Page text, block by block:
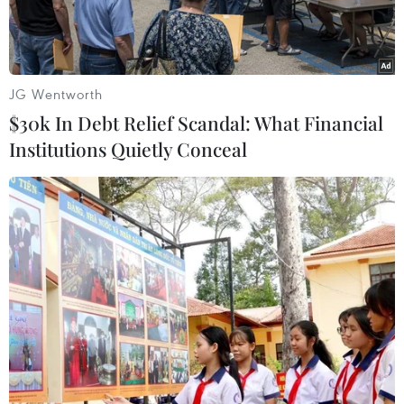
Máy bay chiến đấu F-16 của Mỹ. (Ảnh: NY Post/TTXVN)
Ngày 26/7, Mỹ đã phê duyệt hợp đồng trị giá 125
triệu USD bán các máy bay chiến đấu F-16 cho
Pakistan và hợp đồng trị giá 670 triệu USD bán
các máy bay vận tải C-17 cho Ấn Độ.
JG Wentworth
$30k In Debt Relief Scandal: What Financial
Institutions Quietly Conceal